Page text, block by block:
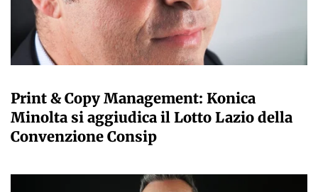
Print & Copy Management: Konica
Minolta si aggiudica il Lotto Lazio della
Convenzione Consip